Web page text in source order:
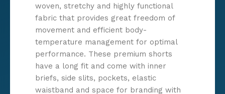
woven, stretchy and highly functional
fabric that provides great freedom of
movement and efficient body-
temperature management for optimal
performance. These premium shorts
have a long fit and come with inner
briefs, side slits, pockets, elastic
waistband and space for branding with